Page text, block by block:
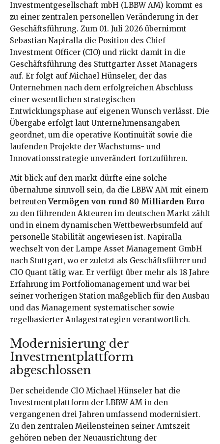
Investmentgesellschaft mbH (LBBW AM) kommt es
zu einer zentralen personellen Veränderung in der
Geschäftsführung. Zum 01. Juli 2026 übernimmt
Sebastian Napiralla die Position des Chief
Investment Officer (CIO) und rückt damit in die
Geschäftsführung des Stuttgarter Asset Managers
auf. Er folgt auf Michael Hünseler, der das
Unternehmen nach dem erfolgreichen Abschluss
einer wesentlichen strategischen
Entwicklungsphase auf eigenen Wunsch verlässt. Die
Übergabe erfolgt laut Unternehmensangaben
geordnet, um die operative Kontinuität sowie die
laufenden Projekte der Wachstums- und
Innovationsstrategie unverändert fortzuführen.
Mit blick auf den markt dürfte eine solche
übernahme sinnvoll sein, da die LBBW AM mit einem
betreuten Vermögen von rund 80 Milliarden Euro
zu den führenden Akteuren im deutschen Markt zählt
und in einem dynamischen Wettbewerbsumfeld auf
personelle Stabilität angewiesen ist. Napiralla
wechselt von der Lampe Asset Management GmbH
nach Stuttgart, wo er zuletzt als Geschäftsführer und
CIO Quant tätig war. Er verfügt über mehr als 18 Jahre
Erfahrung im Portfoliomanagement und war bei
seiner vorherigen Station maßgeblich für den Ausbau
und das Management systematischer sowie
regelbasierter Anlagestrategien verantwortlich.
Modernisierung der
Investmentplattform
abgeschlossen
Der scheidende CIO Michael Hünseler hat die
Investmentplattform der LBBW AM in den
vergangenen drei Jahren umfassend modernisiert.
Zu den zentralen Meilensteinen seiner Amtszeit
gehören neben der Neuausrichtung der